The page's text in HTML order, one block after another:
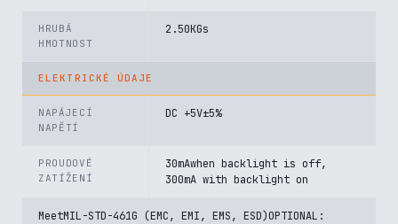
HRUBÁ
HMOTNOST
2.50KGs
ELEKTRICKÉ ÚDAJE
NAPÁJECÍ
NAPĚTÍ
DC +5V±5%
PROUDOVÉ
ZATÍŽENÍ
30mAwhen backlight is off,
300mA with backlight on
MeetMIL-STD-461G (EMC, EMI, EMS, ESD)OPTIONAL: